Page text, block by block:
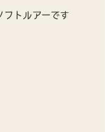
フトルアーです